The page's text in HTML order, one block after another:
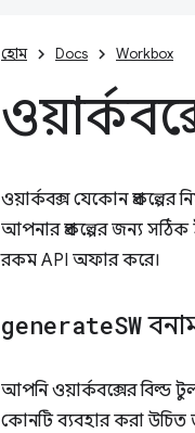
হোম Docs Workbox
ওয়ার্কবক্স যেকোন প্রকল্পের
আপনার প্রকল্পের জন্য সঠিক
রকম API অফার করে।
generateSW
আপনি ওয়ার্কবক্সের বিল্ড
কোনটি ব্যবহার করা উচিত